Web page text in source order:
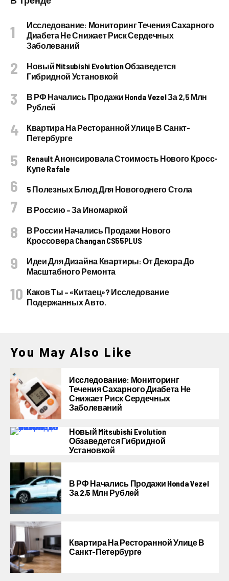
Исследование: Мониторинг Течения Сахарного
Диабета Не Снижает Риск Сердечных
Заболеваний
Новый Mitsubishi Evolution Обзаведется
Гибридной Установкой
В РФ Начались Продажи Honda Vezel За 2,5 Млн
Рублей
Квартира На Ресторанной Улице В Санкт-
Петербурге
Renault Анонсировала Стоимость Нового Кросс-
Купе Rafale
5 Полезных Блюд Для Новогоднего Стола
В Россию – За Иномаркой
В России Начались Продажи Нового
Кроссовера Changan CS55PLUS
Идеи Для Дизайна Квартиры: От Декора До
Масштабного Ремонта
Каков Ты – «китаец»? Исследование
Подержанных Авто.
You May Also Like
Исследование: Мониторинг
Течения Сахарного Диабета Не
Снижает Риск Сердечных
Заболеваний
Новый Mitsubishi Evolution
Обзаведется Гибридной
Установкой
В РФ Начались Продажи Honda Vezel
За 2,5 Млн Рублей
Квартира На Ресторанной Улице В
Санкт-Петербурге